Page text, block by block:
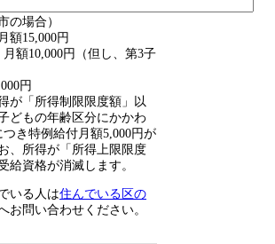
の場合）
額15,000円
月額10,000円（但し、第3子
円
が「所得制限限度額」以
どもの年齢区分にかかわ
き特例給付月額5,000円が
、所得が「所得上限限度
給資格が消滅します。
いる人は住んでいる区の
お問い合わせください。